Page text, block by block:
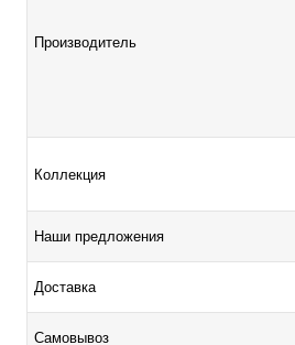
Производитель
Коллекция
Наши предложения
Доставка
Самовывоз